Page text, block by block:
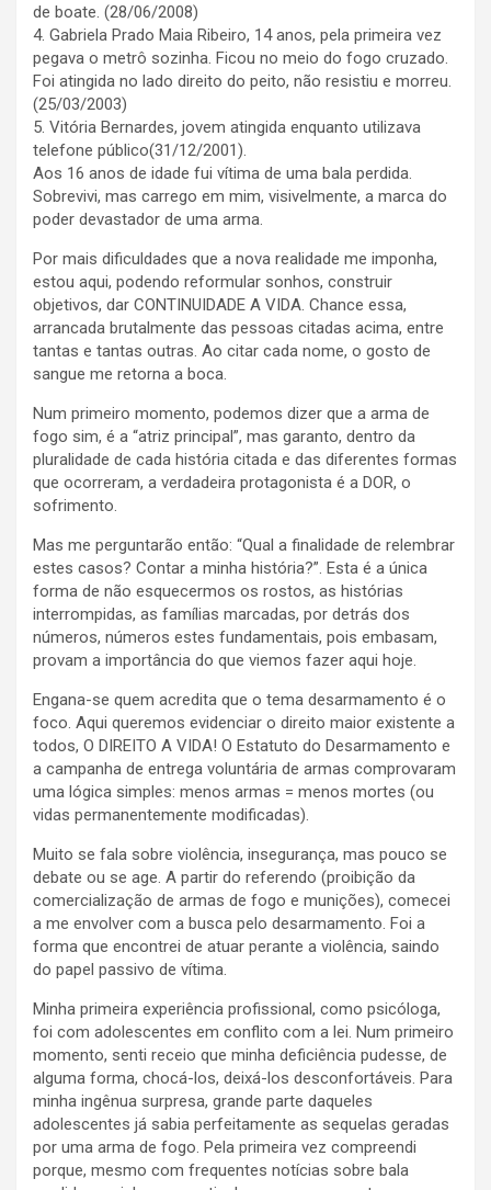
de boate. (28/06/2008)
4. Gabriela Prado Maia Ribeiro, 14 anos, pela primeira vez
pegava o metrô sozinha. Ficou no meio do fogo cruzado.
Foi atingida no lado direito do peito, não resistiu e morreu.
(25/03/2003)
5. Vitória Bernardes, jovem atingida enquanto utilizava
telefone público(31/12/2001).
Aos 16 anos de idade fui vítima de uma bala perdida.
Sobrevivi, mas carrego em mim, visivelmente, a marca do
poder devastador de uma arma.
Por mais dificuldades que a nova realidade me imponha,
estou aqui, podendo reformular sonhos, construir
objetivos, dar CONTINUIDADE A VIDA. Chance essa,
arrancada brutalmente das pessoas citadas acima, entre
tantas e tantas outras. Ao citar cada nome, o gosto de
sangue me retorna a boca.
Num primeiro momento, podemos dizer que a arma de
fogo sim, é a “atriz principal”, mas garanto, dentro da
pluralidade de cada história citada e das diferentes formas
que ocorreram, a verdadeira protagonista é a DOR, o
sofrimento.
Mas me perguntarão então: “Qual a finalidade de relembrar
estes casos? Contar a minha história?”. Esta é a única
forma de não esquecermos os rostos, as histórias
interrompidas, as famílias marcadas, por detrás dos
números, números estes fundamentais, pois embasam,
provam a importância do que viemos fazer aqui hoje.
Engana-se quem acredita que o tema desarmamento é o
foco. Aqui queremos evidenciar o direito maior existente a
todos, O DIREITO A VIDA! O Estatuto do Desarmamento e
a campanha de entrega voluntária de armas comprovaram
uma lógica simples: menos armas = menos mortes (ou
vidas permanentemente modificadas).
Muito se fala sobre violência, insegurança, mas pouco se
debate ou se age. A partir do referendo (proibição da
comercialização de armas de fogo e munições), comecei
a me envolver com a busca pelo desarmamento. Foi a
forma que encontrei de atuar perante a violência, saindo
do papel passivo de vítima.
Minha primeira experiência profissional, como psicóloga,
foi com adolescentes em conflito com a lei. Num primeiro
momento, senti receio que minha deficiência pudesse, de
alguma forma, chocá-los, deixá-los desconfortáveis. Para
minha ingênua surpresa, grande parte daqueles
adolescentes já sabia perfeitamente as sequelas geradas
por uma arma de fogo. Pela primeira vez compreendi
porque, mesmo com frequentes notícias sobre bala